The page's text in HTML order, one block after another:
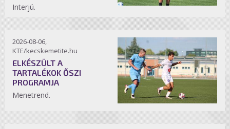
Interjú.
2026-08-06,
KTE/kecskemetite.hu
ELKÉSZÜLT A
TARTALÉKOK ŐSZI
PROGRAMJA
Menetrend.